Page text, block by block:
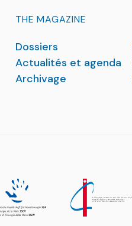
THE MAGAZINE
Dossiers
Actualités et agenda
Archivage